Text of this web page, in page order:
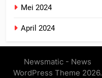
Mei 2024
April 2024
Newsmatic - News
WordPress Theme 2026.